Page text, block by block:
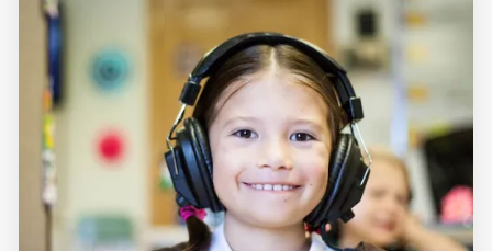
Wordpress Cache
Anasayfa
İngilizce Yemek Tarifleri
İngilizce Şarkı Sözleri
5 Günde İngilizce
Bilinçaltı İngilizce